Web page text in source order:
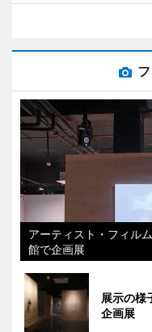
アーティスト・フィル
館で企画展
展示の様
企画展